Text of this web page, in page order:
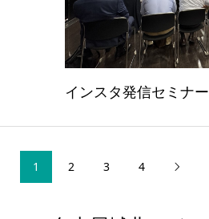
インスタ発信セミナー
1 2 3 4 